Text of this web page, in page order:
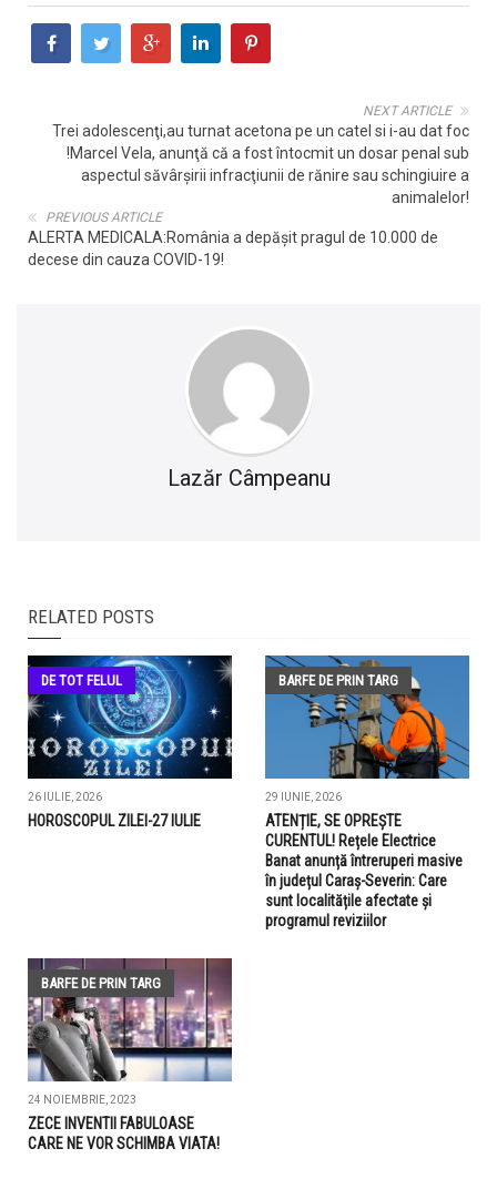
NEXT ARTICLE
Trei adolescenţi,au turnat acetona pe un catel si i-au dat foc
!Marcel Vela, anunţă că a fost întocmit un dosar penal sub
aspectul săvârşirii infracţiunii de rănire sau schingiuire a
animalelor!
PREVIOUS ARTICLE
ALERTA MEDICALA:România a depășit pragul de 10.000 de
decese din cauza COVID-19!
Lazăr Câmpeanu
RELATED POSTS
DE TOT FELUL
26 IULIE, 2026
HOROSCOPUL ZILEI-27 IULIE
BARFE DE PRIN TARG
29 IUNIE, 2026
ATENȚIE, SE OPREȘTE
CURENTUL! Rețele Electrice
Banat anunță întreruperi masive
în județul Caraș-Severin: Care
sunt localitățile afectate și
programul reviziilor
BARFE DE PRIN TARG
24 NOIEMBRIE, 2023
ZECE INVENTII FABULOASE
CARE NE VOR SCHIMBA VIATA!